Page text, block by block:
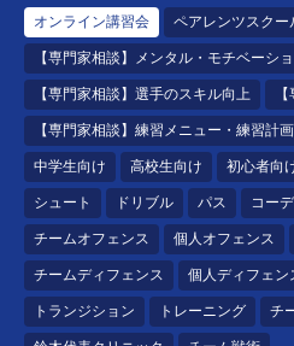
オンライン講習会 ペアレンツスクー
【専門家相談】メンタル・モチベーシ
【専門家相談】選手のスキル向上
【専門家相談】練習メニュー・練習計画
中学生向け 高校生向け 初心者向
シュート ドリブル パス コー
チームオフェンス 個人オフェンス
チームディフェンス 個人ディフェン
トランジション トレーニング チ